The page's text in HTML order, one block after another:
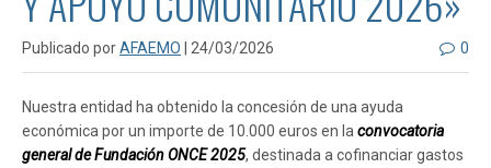
Publicado porAFAEMO | 24/03/2026 0
Nuestra entidad ha obtenido la concesión de una ayuda
económica por un importe de 10.000 euros en la convocatoria
general de Fundación ONCE 2025, destinada a cofinanciar gastos